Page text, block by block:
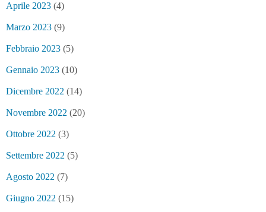
Aprile 2023 (4)
Marzo 2023 (9)
Febbraio 2023 (5)
Gennaio 2023 (10)
Dicembre 2022 (14)
Novembre 2022 (20)
Ottobre 2022 (3)
Settembre 2022 (5)
Agosto 2022 (7)
Giugno 2022 (15)